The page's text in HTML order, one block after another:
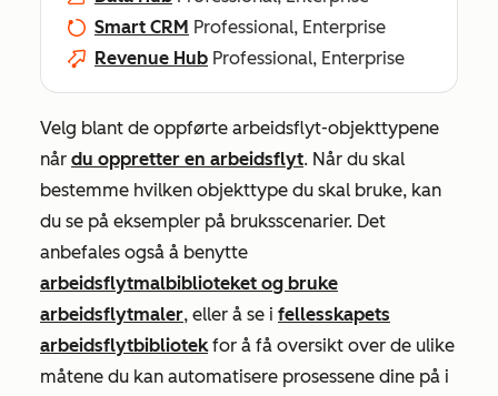
Smart CRM Professional, Enterprise
Revenue Hub Professional, Enterprise
Velg blant de oppførte arbeidsflyt-objekttypene
når du oppretter en arbeidsflyt. Når du skal
bestemme hvilken objekttype du skal bruke, kan
du se på eksempler på bruksscenarier. Det
anbefales også å benytte
arbeidsflytmalbiblioteket og bruke
arbeidsflytmaler, eller å se i fellesskapets
arbeidsflytbibliotekfor å få oversikt over de ulike
måtene du kan automatisere prosessene dine på i